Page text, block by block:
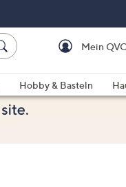
Mein QVC
Hobby & Basteln